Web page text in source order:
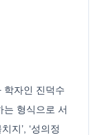
학자인 진덕수
는 형식으로 서
지’, ‘성의정